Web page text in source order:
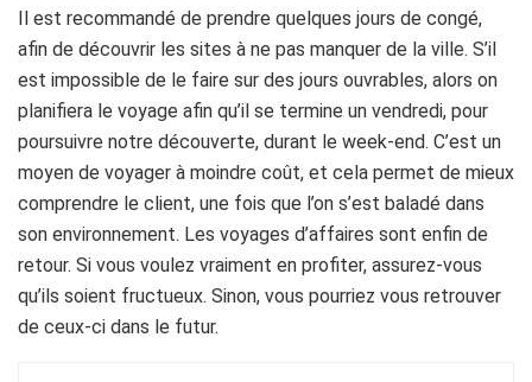
Il est recommandé de prendre quelques jours de congé,
afin de découvrir les sites à ne pas manquer de la ville. S’il
est impossible de le faire sur des jours ouvrables, alors on
planifiera le voyage afin qu’il se termine un vendredi, pour
poursuivre notre découverte, durant le week-end. C’est un
moyen de voyager à moindre coût, et cela permet de mieux
comprendre le client, une fois que l’on s’est baladé dans
son environnement. Les voyages d’affaires sont enfin de
retour. Si vous voulez vraiment en profiter, assurez-vous
qu’ils soient fructueux. Sinon, vous pourriez vous retrouver
de ceux-ci dans le futur.